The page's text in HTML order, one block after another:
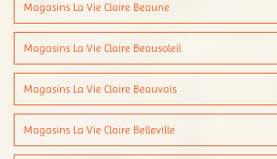
Magasins La Vie Claire Beaune
Magasins La Vie Claire Beausoleil
Magasins La Vie Claire Beauvais
Magasins La Vie Claire Belleville